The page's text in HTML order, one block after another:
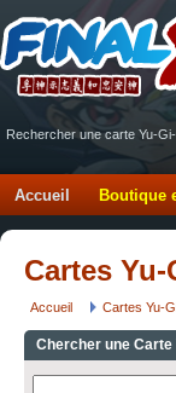
Rechercher une carte Yu-
Accueil Boutique
Cartes
Accueil Cartes Yu-
Chercher une Carte